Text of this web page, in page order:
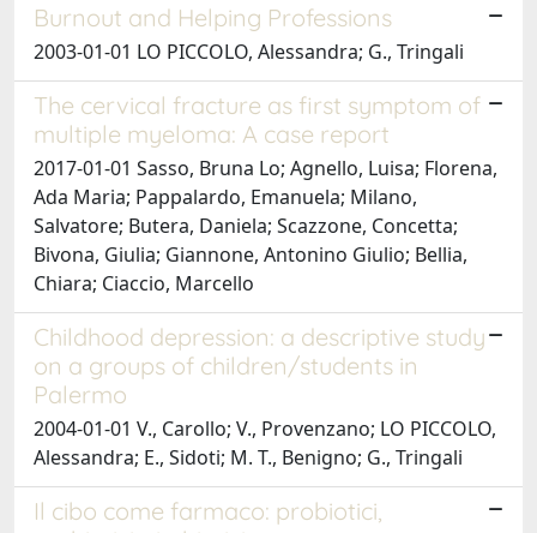
Burnout and Helping Professions
2003-01-01 LO PICCOLO, Alessandra; G., Tringali
The cervical fracture as first symptom of
multiple myeloma: A case report
2017-01-01 Sasso, Bruna Lo; Agnello, Luisa; Florena,
Ada Maria; Pappalardo, Emanuela; Milano,
Salvatore; Butera, Daniela; Scazzone, Concetta;
Bivona, Giulia; Giannone, Antonino Giulio; Bellia,
Chiara; Ciaccio, Marcello
Childhood depression: a descriptive study
on a groups of children/students in
Palermo
2004-01-01 V., Carollo; V., Provenzano; LO PICCOLO,
Alessandra; E., Sidoti; M. T., Benigno; G., Tringali
Il cibo come farmaco: probiotici,